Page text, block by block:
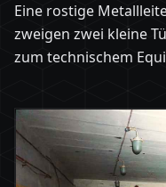
Eine rostige
zweigen zwei kleine
zum technischem